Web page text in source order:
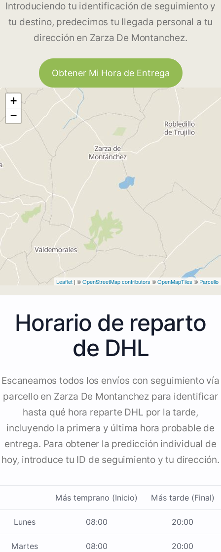
Introduciendo tu identificación de seguimiento y
tu destino, predecimos tu llegada personal a tu
dirección en Zarza De Montanchez.
Obtener Mi Hora de Entrega
+
−
Leaflet | ©OpenStreetMap contributors ©OpenMapTiles © Parcello
Horario de reparto
de DHL
Escaneamos todos los envíos con seguimiento vía
parcello en Zarza De Montanchez para identificar
hasta qué hora reparte DHL por la tarde,
incluyendo la primera y última hora probable de
entrega. Para obtener la predicción individual de
hoy, introduce tu ID de seguimiento y tu dirección.
Más temprano (Inicio) Más tarde (Final)
Lunes 08:00 20:00
Martes 08:00 20:00